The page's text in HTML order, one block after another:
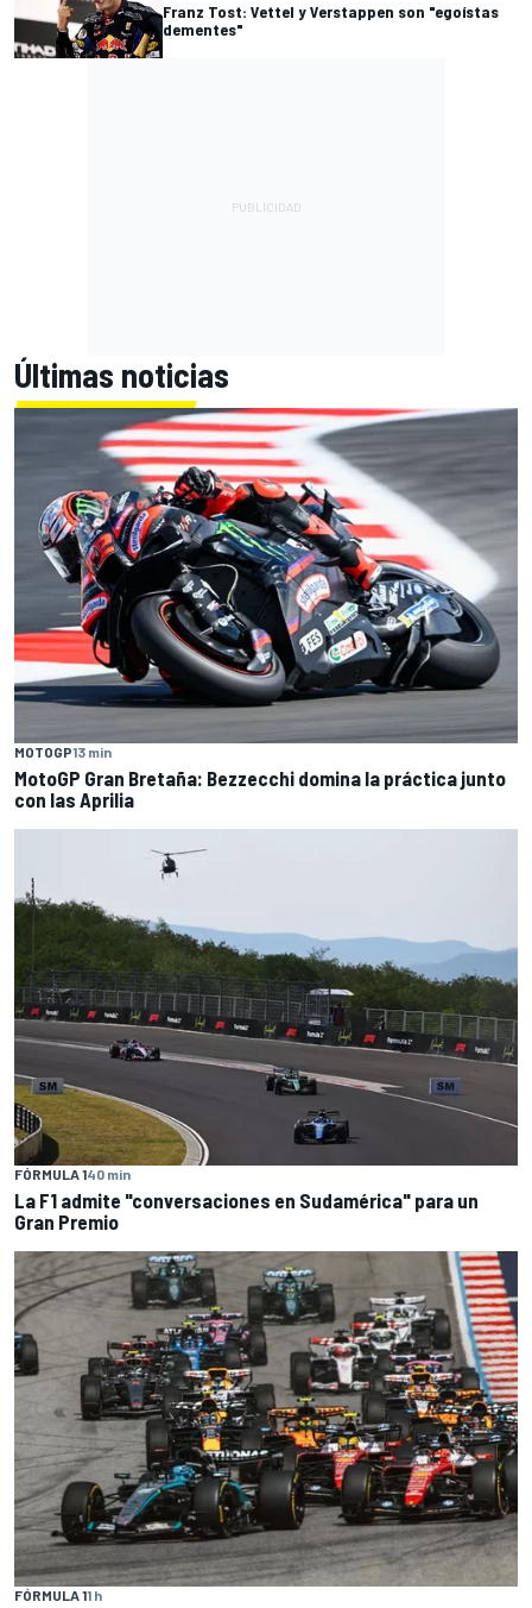
Franz Tost: Vettel y Verstappen son "egoístas
dementes"
Últimas noticias
MOTOGP13 min
MotoGP Gran Bretaña: Bezzecchi domina la práctica junto
con las Aprilia
FÓRMULA 140 min
La F1 admite "conversaciones en Sudamérica" para un
Gran Premio
FÓRMULA 11 h